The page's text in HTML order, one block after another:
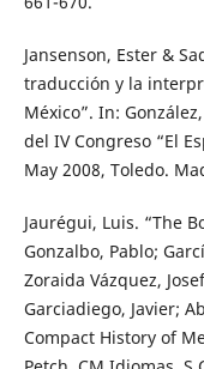
Jansenson, Ester &
traducción y la
México”. In:
del IV Congreso “El
May 2008, Toledo.
Jaurégui, Luis. “The
Gonzalbo, Pablo;
Zoraida Vázquez,
Garciadiego, Javier;
Compact History of